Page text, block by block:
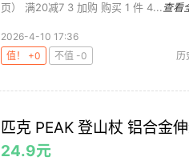
页） 满20减7 3 加购 购买 1 件 4... 查看
2026-4-10 17:36
值！ +0
不值 -0 历
匹克 PEAK 登山杖 铝合金
24.9元